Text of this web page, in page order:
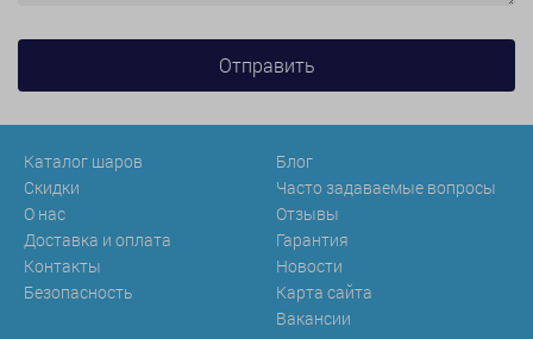
Каталог шаров
Скидки
О нас
Доставка и оплата
Контакты
Безопасность
Блог
Часто задаваемые вопросы
Отзывы
Гарантия
Новости
Карта сайта
Вакансии